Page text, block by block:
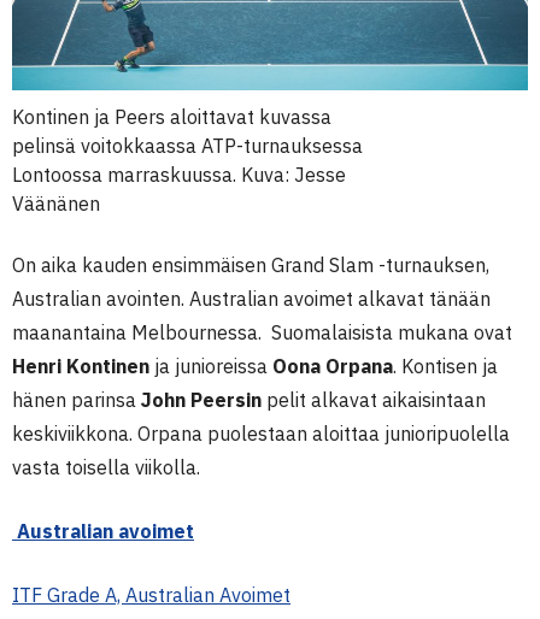
Kontinen ja Peers aloittavat kuvassa
pelinsä voitokkaassa ATP-turnauksessa
Lontoossa marraskuussa. Kuva: Jesse
Väänänen
On aika kauden ensimmäisen Grand Slam -turnauksen,
Australian avointen. Australian avoimet alkavat tänään
maanantaina Melbournessa. Suomalaisista mukana ovat
Henri Kontinen ja junioreissa Oona Orpana. Kontisen ja
hänen parinsa John Peersin pelit alkavat aikaisintaan
keskiviikkona. Orpana puolestaan aloittaa junioripuolella
vasta toisella viikolla.
Australian avoimet
ITF Grade A, Australian Avoimet